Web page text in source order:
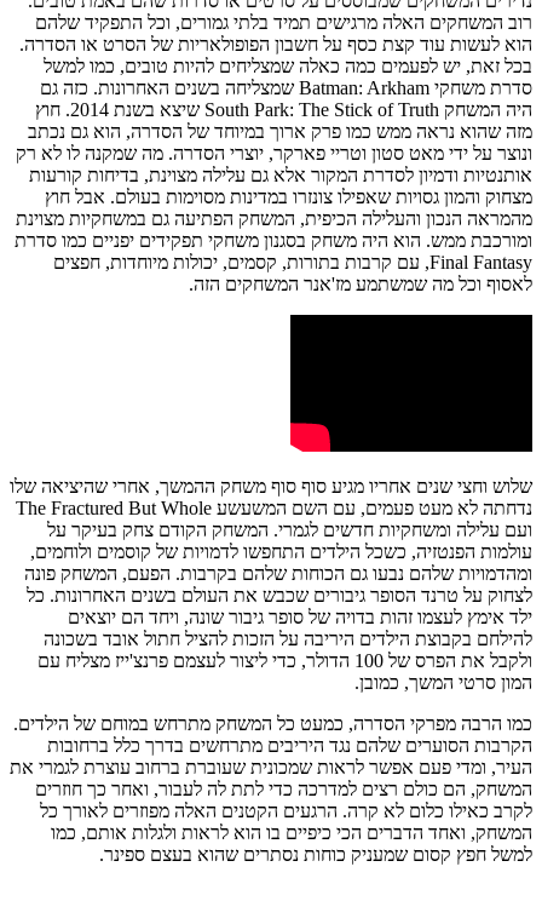
רוב המשחקים האלה מרגישים תמיד בלתי גמורים, וכל התפקיד שלהם
הוא לעשות עוד קצת כסף על חשבון הפופולאריות של הסרט או הסדרה.
בכל זאת, יש לפעמים כמה כאלה שמצליחים להיות טובים, כמו למשל
סדרת משחקי Batman: Arkham שמצליחה בשנים האחרונות. כזה גם
היה המשחק South Park: The Stick of Truth שיצא בשנת 2014. חוץ
מזה שהוא נראה ממש כמו פרק ארוך במיוחד של הסדרה, הוא גם נכתב
ונוצר על ידי מאט סטון וטריי פארקר, יוצרי הסדרה. מה שמקנה לו לא רק
אותנטיות ודמיון לסדרת המקור אלא גם עלילה מצוינת, בדיחות קורעות
מצחוק והמון גסויות שאפילו צונזרו במדינות מסוימות בעולם. אבל חוץ
מהמראה הנכון והעלילה הכיפית, המשחק הפתיעה גם במשחקיות מצוינת
ומורכבת ממש. הוא היה משחק בסגנון משחקי תפקידים יפניים כמו סדרת
Final Fantasy, עם קרבות בתורות, קסמים, יכולות מיוחדות, חפצים
לאסוף וכל מה שמשתמע מז'אנר המשחקים הזה.
שלוש וחצי שנים אחריו מגיע סוף סוף משחק ההמשך, אחרי שהיציאה שלו
נדחתה לא מעט פעמים, עם השם המשעשע The Fractured But Whole
ועם עלילה ומשחקיות חדשים לגמרי. המשחק הקודם צחק בעיקר על
עולמות הפנטזיה, כשכל הילדים התחפשו לדמויות של קוסמים ולוחמים,
ומהדמויות שלהם נבעו גם הכוחות שלהם בקרבות. הפעם, המשחק פונה
לצחוק על טרנד הסופר גיבורים שכבש את העולם בשנים האחרונות. כל
ילד אימץ לעצמו זהות בדויה של סופר גיבור שונה, ויחד הם יוצאים
להילחם בקבוצת הילדים היריבה על הזכות להציל חתול אובד בשכונה
ולקבל את הפרס של 100 הדולר, כדי ליצור לעצמם פרנצ'ייז מצליח עם
המון סרטי המשך, כמובן.
כמו הרבה מפרקי הסדרה, כמעט כל המשחק מתרחש במוחם של הילדים.
הקרבות הסוערים שלהם נגד היריבים מתרחשים בדרך כלל ברחובות
העיר, ומדי פעם אפשר לראות שמכונית שעוברת ברחוב עוצרת לגמרי את
המשחק, הם כולם רצים למדרכה כדי לתת לה לעבור, ואחר כך חוזרים
לקרב כאילו כלום לא קרה. הרגעים הקטנים האלה מפוזרים לאורך כל
המשחק, ואחד הדברים הכי כיפיים בו הוא לראות ולגלות אותם, כמו
למשל חפץ קסום שמעניק כוחות נסתרים שהוא בעצם ספינר.